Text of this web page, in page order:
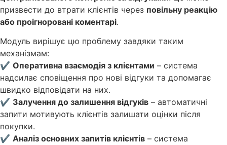
призвести до втрати клієнтів через повільну реакцію
або проігноровані коментарі.
Модуль вирішує цю проблему завдяки таким
механізмам:
✔ Оперативна взаємодія з клієнтами – система
надсилає сповіщення про нові відгуки та допомагає
швидко відповідати на них.
✔ Залучення до залишення відгуків – автоматичні
запити мотивують клієнтів залишати оцінки після
покупки.
✔ Аналіз основних запитів клієнтів – система